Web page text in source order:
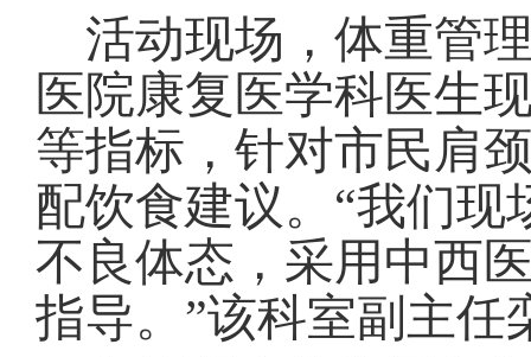
活动现场，体重管
医院康复医学科医生
等指标，针对市民肩
配饮食建议。“我们
不良体态，采用中西
指导。”该科室副主任